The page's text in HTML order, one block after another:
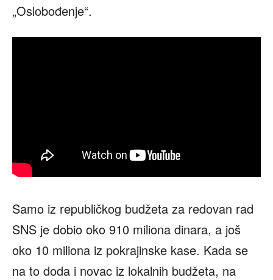
„Oslobođenje“.
Samo iz republičkog budžeta za redovan rad
SNS je dobio oko 910 miliona dinara, a još
oko 10 miliona iz pokrajinske kase. Kada se
na to doda i novac iz lokalnih budžeta, na